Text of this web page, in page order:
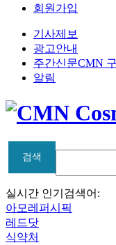
회원가입
기사제보
광고안내
주간신문CMN
알림
검색
검색
실시간 인기검색어:
아모레퍼시픽
레드닷
식약처